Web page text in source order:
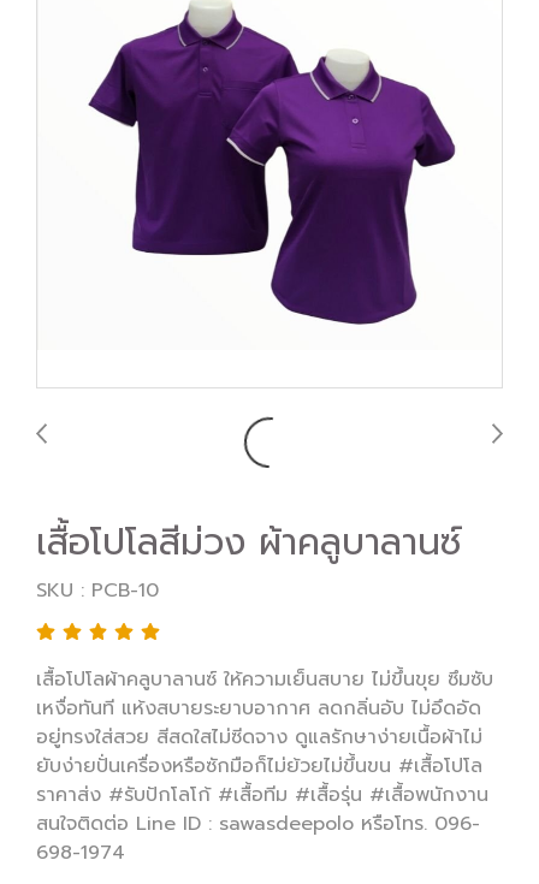
เสื้อโปโลสีม่วง ผ้าคลูบาลานซ์
SKU : PCB-10
เสื้อโปโลผ้าคลูบาลานซ์ ให้ความเย็นสบาย ไม่ขึ้นขุย ซึมซับ
เหงื่อทันที แห้งสบายระยาบอากาศ ลดกลิ่นอับ ไม่อึดอัด
อยู่ทรงใส่สวย สีสดใสไม่ซีดจาง ดูแลรักษาง่ายเนื้อผ้าไม่
ยับง่ายปั่นเครื่องหรือซักมือก็ไม่ย้วยไม่ขึ้นขน #เสื้อโปโล
ราคาส่ง #รับปักโลโก้ #เสื้อทีม #เสื้อรุ่น #เสื้อพนักงาน
สนใจติดต่อ Line ID : sawasdeepolo หรือโทร. 096-
698-1974